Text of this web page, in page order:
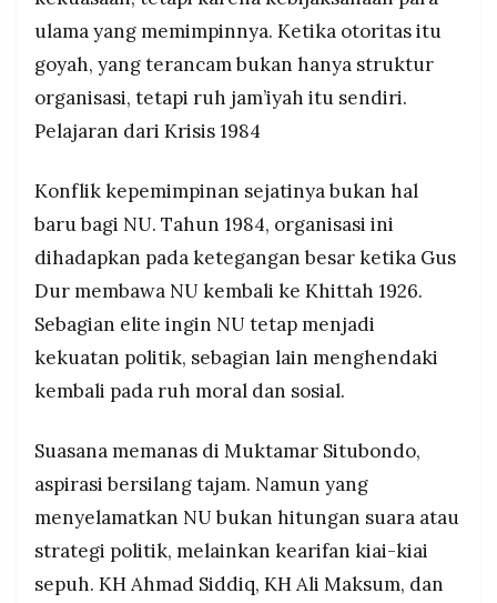
ulama yang memimpinnya. Ketika otoritas itu
goyah, yang terancam bukan hanya struktur
organisasi, tetapi ruh jam’iyah itu sendiri.
Pelajaran dari Krisis 1984
Konflik kepemimpinan sejatinya bukan hal
baru bagi NU. Tahun 1984, organisasi ini
dihadapkan pada ketegangan besar ketika Gus
Dur membawa NU kembali ke Khittah 1926.
Sebagian elite ingin NU tetap menjadi
kekuatan politik, sebagian lain menghendaki
kembali pada ruh moral dan sosial.
Suasana memanas di Muktamar Situbondo,
aspirasi bersilang tajam. Namun yang
menyelamatkan NU bukan hitungan suara atau
strategi politik, melainkan kearifan kiai-kiai
sepuh. KH Ahmad Siddiq, KH Ali Maksum, dan